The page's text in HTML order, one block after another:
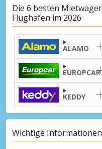
Die 6 besten
Flughafen im 2026
ALAMO
EUROPCAR
KEDDY
Wichtige Informationen